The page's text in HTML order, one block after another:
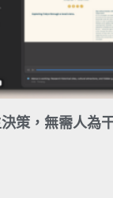
策，無需人為